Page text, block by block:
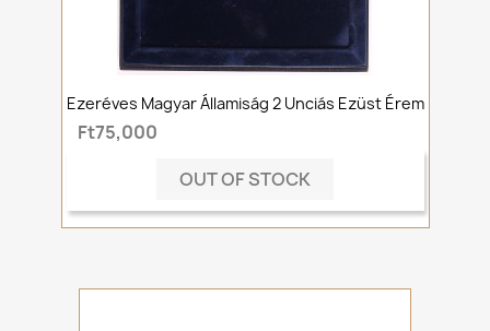
Ezeréves Magyar Államiság 2 Unciás Ezüst Érem
Ft75,000
OUT OF STOCK